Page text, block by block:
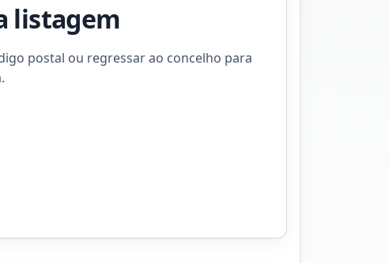
listagem
postal ou regressar ao concelho para